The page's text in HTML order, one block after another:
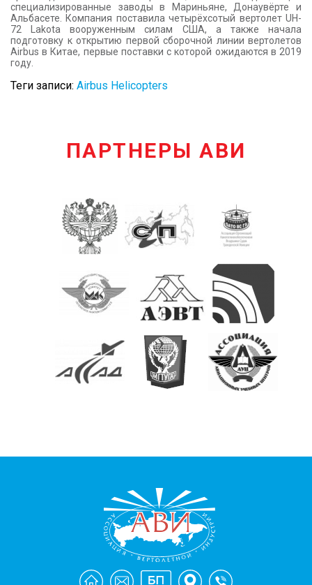
специализированные заводы в Мариньяне, Донаувёрте и
Альбасете. Компания поставила четырёхсотый вертолет UH-
72 Lakota вооруженным силам США, а также начала
подготовку к открытию первой сборочной линии вертолетов
Airbus в Китае, первые поставки с которой ожидаются в 2019
году.
Теги записи: Airbus Helicopters
ПАРТНЕРЫ АВИ